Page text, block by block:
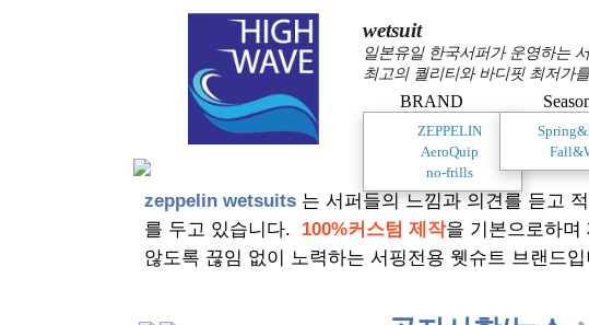
wetsuit
일본유일 한국서퍼가 운영하는
최고의 퀄리티와 바디핏 최저가
BRAND
ZEPPELIN
AeroQuip
no-frills
zeppelin wetsuits 는 서퍼들의 느낌과 의견를 듣고
를 두고 있습니다. 100%커스텀 제작을 기본으로하
않도록 끊임 없이 노력하는 서핑전용 웻슈트 브랜드